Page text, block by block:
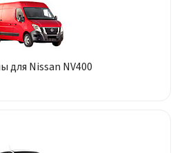
для Nissan NV400